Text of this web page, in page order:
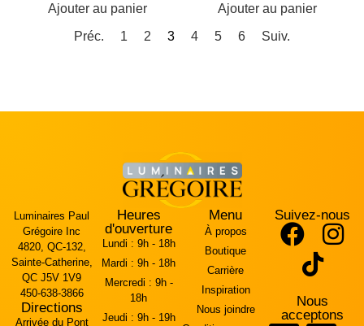
Ajouter au panier
Ajouter au panier
Préc.
1 2 3 4 5 6 Suiv.
Luminaires Paul
Grégoire Inc
4820, QC-132,
Sainte-Catherine,
QC J5V 1V9
450-638-3866
Directions
Arrivée du Pont
Heures
d'ouverture
Lundi : 9h - 18h
Mardi : 9h - 18h
Mercredi : 9h -
18h
Jeudi : 9h - 19h
Menu
À propos
Boutique
Carrière
Inspiration
Nous joindre
Suivez-nous
Nous
acceptons